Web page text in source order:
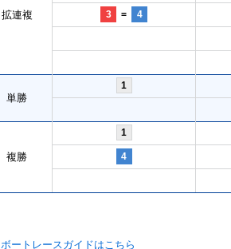
拡連複 3 = 4
単勝
1
複勝
1
4
ボートレースガイドはこちら